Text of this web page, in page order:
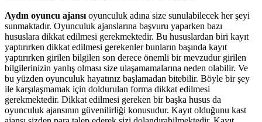
Aydın oyuncu ajansı oyunculuk adına size sunulabilecek her şeyi
sunmaktadır. Oyunculuk ajanslarına başvuru yaparken bazı
hususlara dikkat edilmesi gerekmektedir. Bu hususlardan biri kayıt
yaptırırken dikkat edilmesi gerekenler bunların başında kayıt
yaptırırken girilen bilgilen son derece önemli bir mevzudur girilen
bilgilerinizin yanlış olması size ulaşamamalarına neden olabilir. Ve
bu yüzden oyunculuk hayatınız başlamadan bitebilir. Böyle bir şey
ile karşılaşmamak için doldurulan forma dikkat edilmesi
gerekmektedir. Dikkat edilmesi gereken bir başka husus da
oyunculuk ajansının güvenilirliği konusudur. Kayıt olduğunu kast